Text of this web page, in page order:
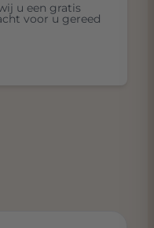
u een gratis
voor u gereed